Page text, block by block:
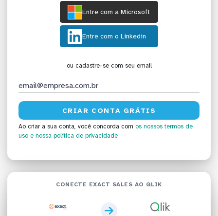
Entre com a Microsoft
Entre com o Linkedin
ou cadastre-se com seu email
Ao criar a sua conta, você concorda com os nossos termos de
uso e nossa política de privacidade
CONECTE EXACT SALES AO QLIK